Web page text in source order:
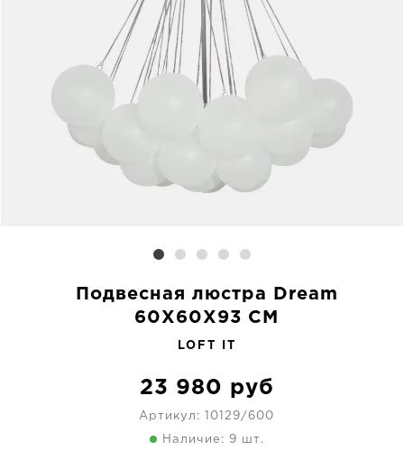
Подвесная люстра Dream
60X60X93 CM
LOFT IT
23 980 руб
Артикул: 10129/600
Наличие: 9 шт.